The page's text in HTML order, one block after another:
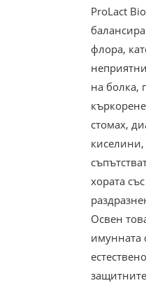
ProLact
флора,
на болка,
стомах,
киселини,
хората
Освен
имунната